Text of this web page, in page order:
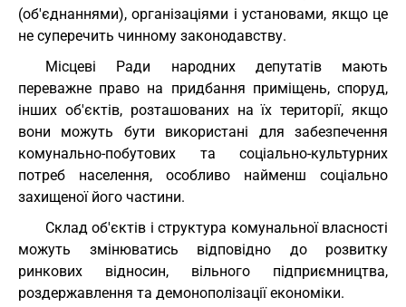
(об'єднаннями), організаціями і установами, якщо це
не суперечить чинному законодавству.
Місцеві Ради народних депутатів мають
переважне право на придбання приміщень, споруд,
інших об'єктів, розташованих на їх території, якщо
вони можуть бути використані для забезпечення
комунально-побутових та соціально-культурних
потреб населення, особливо найменш соціально
захищеної його частини.
Склад об'єктів і структура комунальної власності
можуть змінюватись відповідно до розвитку
ринкових відносин, вільного підприємництва,
роздержавлення та демонополізації економіки.